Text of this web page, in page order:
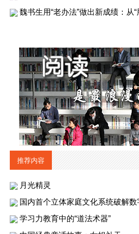
魏书生用“老办法”做出新成绩：从“
推荐内容
月光精灵
国内首个立体家庭文化系统破解
学习力教育中的“道法术器”